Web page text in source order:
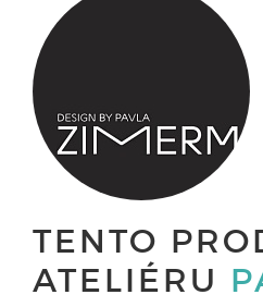
TENTO
ATELIÉRU